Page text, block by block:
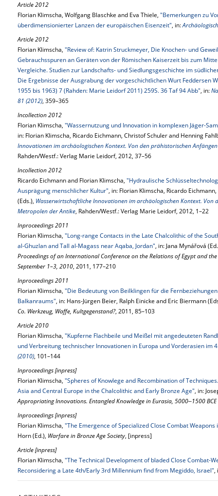
Article 2012
Florian Klimscha, Wolfgang Blaschke and Eva Thiele, "Bemerkungen zu
überdimensionierter Lanzen der europäischen Eisenzeit", in:
Article 2012
Florian Klimscha, "Review of: Katrin Struckmeyer, Die Knochen- und
Gebrauchsspuren an Geräten von der Römischen Kaiserzeit bis zum
Vergleiche. Studien zur Landschafts- und Siedlungsgeschichte im
Die Ergebnisse der Ausgrabung der vorgeschichtlichen Wurt Feddersen
1955 bis 1963) 7 (Rahden: Marie Leidorf 2011) 259S. 36 Taf 94 Abb", in:
81 (2012), 359–365
Incollection 2012
Florian Klimscha, "Wassernutzung und Innovation in komplexen Jäger-
in: Florian Klimscha, Ricardo Eichmann, Christof Schuler and Henning
Innovationen im archäologischen Kontext. Von den prähistorischen
Rahden/Westf.: Verlag Marie Leidorf, 2012, 37–56
Incollection 2012
Ricardo Eichmann and Florian Klimscha, "Hydraulische
Ausprägung menschlicher Kultur", in: Florian Klimscha, Ricardo
(Eds.), Wasserwirtschaftliche Innovationen im archäologischen Kontext. Von
Metropolen der Antike, Rahden/Westf.: Verlag Marie Leidorf, 2012, 1–22
Inproceedings 2011
Florian Klimscha, "Long-range Contacts in the Late Chalcolithic of the
al-Ghuzlan and Tall al-Magass near Aqaba, Jordan", in: Jana Mynářová
Proceedings of an International Conference on the Relations of Egypt and
September 1–3, 2010, 2011, 177–210
Inproceedings 2011
Florian Klimscha, "Die Bedeutung von Beilklingen für die
Balkanraums", in: Hans-Jürgen Beier, Ralph Einicke and Eric Biermann
Co. Werkzeug, Waffe, Kultgegenstand?, 2011, 85–103
Article 2010
Florian Klimscha, "Kupferne Flachbeile und Meißel mit angedeuteten
und Verbreitung technischer Innovationen in Europa und Vorderasien im
(2010), 101–144
Inproceedings [inpress]
Florian Klimscha, "Spheres of Knowlege and Recombination of
Asia and Central Europe in the Chalcolithic and Early Bronze Age", in:
Appropriating Innovations. Entangled Knowledge in Eurasia, 5000‒1500 BCE
Inproceedings [inpress]
Florian Klimscha, "The Emergence of Specialized Close Combat
Horn (Ed.), Warfare in Bronze Age Society, [inpress]
Article [inpress]
Florian Klimscha, "The Technical Development of bladed Close Combat-
Reconsidering a Late 4th/Early 3rd Millennium find from Megiddo, Israel",